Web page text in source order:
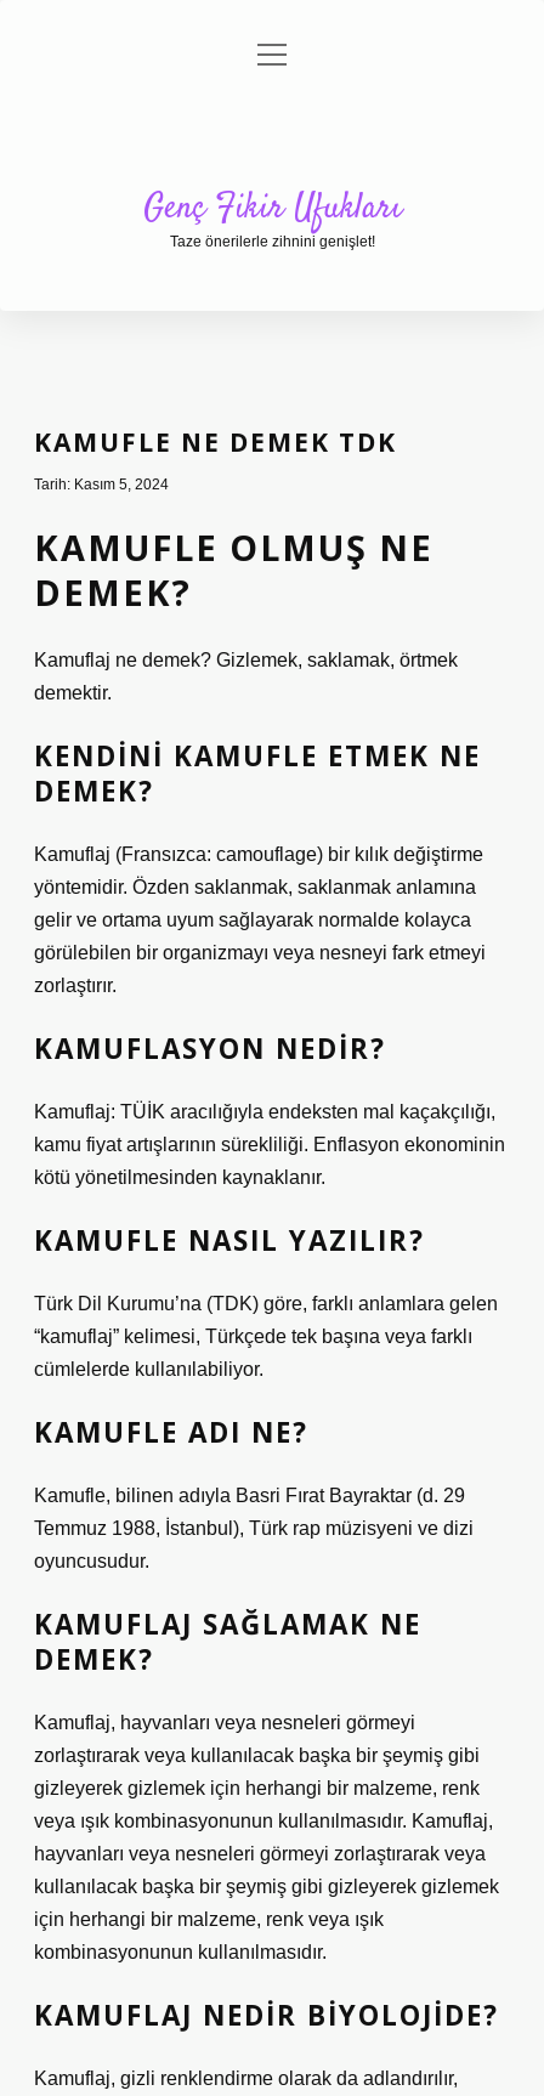
Gizlilik Politikası
menüyü
Genç Fikir Ufukları
Taze önerilerle zihnini genişlet!
KAMUFLE NE DEMEK TDK
Tarih: Kasım 5, 2024
KAMUFLE OLMUŞ NE
DEMEK?
Kamuflaj ne demek? Gizlemek, saklamak, örtmek
demektir.
KENDINI KAMUFLE ETMEK NE
DEMEK?
Kamuflaj (Fransızca: camouflage) bir kılık değiştirme
yöntemidir. Özden saklanmak, saklanmak anlamına
gelir ve ortama uyum sağlayarak normalde kolayca
görülebilen bir organizmayı veya nesneyi fark etmeyi
zorlaştırır.
KAMUFLASYON NEDIR?
Kamuflaj: TÜİK aracılığıyla endeksten mal kaçakçılığı,
kamu fiyat artışlarının sürekliliği. Enflasyon ekonominin
kötü yönetilmesinden kaynaklanır.
KAMUFLE NASIL YAZILIR?
Türk Dil Kurumu’na (TDK) göre, farklı anlamlara gelen
“kamuflaj” kelimesi, Türkçede tek başına veya farklı
cümlelerde kullanılabiliyor.
KAMUFLE ADI NE?
Kamufle, bilinen adıyla Basri Fırat Bayraktar (d. 29
Temmuz 1988, İstanbul), Türk rap müzisyeni ve dizi
oyuncusudur.
KAMUFLAJ SAĞLAMAK NE
DEMEK?
Kamuflaj, hayvanları veya nesneleri görmeyi
zorlaştırarak veya kullanılacak başka bir şeymiş gibi
gizleyerek gizlemek için herhangi bir malzeme, renk
veya ışık kombinasyonunun kullanılmasıdır. Kamuflaj,
hayvanları veya nesneleri görmeyi zorlaştırarak veya
kullanılacak başka bir şeymiş gibi gizleyerek gizlemek
için herhangi bir malzeme, renk veya ışık
kombinasyonunun kullanılmasıdır.
KAMUFLAJ NEDIR BIYOLOJIDE?
Kamuflaj, gizli renklendirme olarak da adlandırılır,